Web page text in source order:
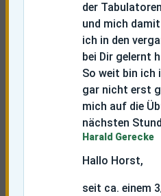
der
und mich
ich in den
bei Dir gelernt
So weit bin ich
gar nicht erst
mich auf die
nächsten
Harald Gerecke
Hallo Horst,
seit ca. einem